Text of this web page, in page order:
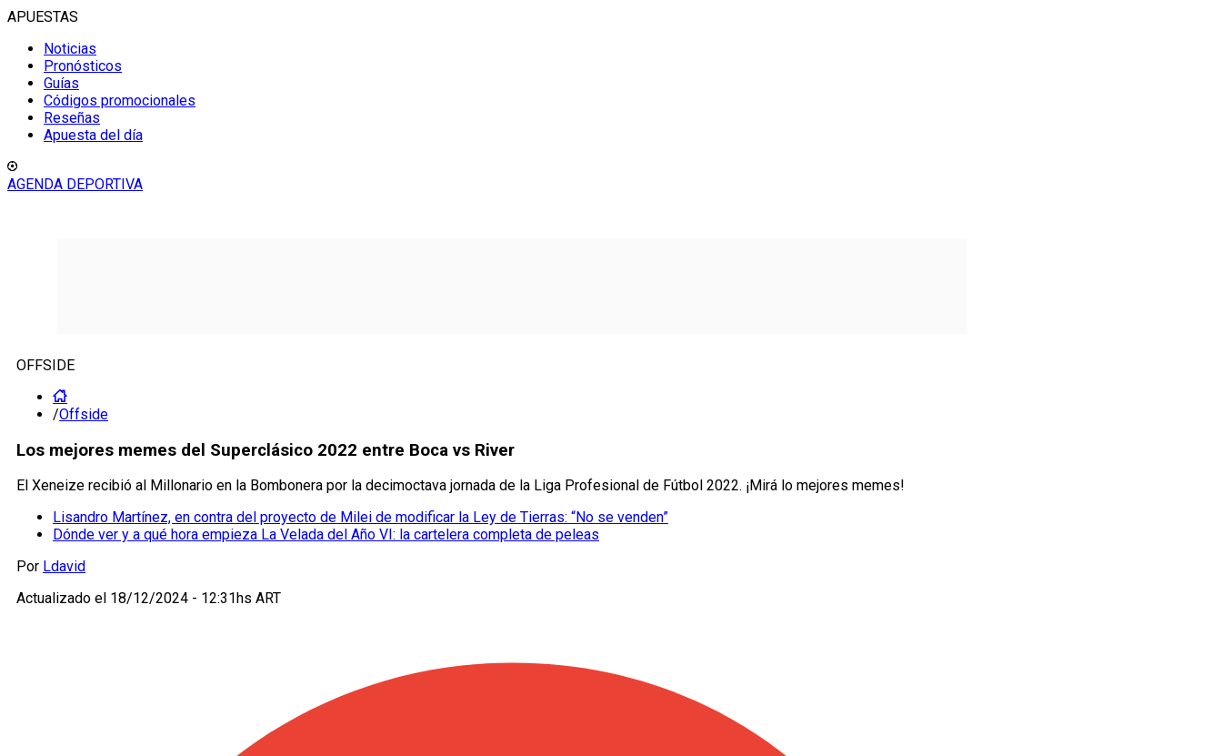
APUESTAS
Noticias
Pronósticos
Guías
Códigos promocionales
Reseñas
Apuesta del día
AGENDA DEPORTIVA
OFFSIDE
/Offside
Los mejores memes del Superclásico 2022 entre Boca vs River
El Xeneize recibió al Millonario en la Bombonera por la decimoctava jornada de la Liga Profesional de Fútbol 2022. ¡Mirá lo mejores memes!
Lisandro Martínez, en contra del proyecto de Milei de modificar la Ley de Tierras: “No se venden”
Dónde ver y a qué hora empieza La Velada del Año VI: la cartelera completa de peleas
Por Ldavid
Actualizado el 18/12/2024 - 12:31hs ART